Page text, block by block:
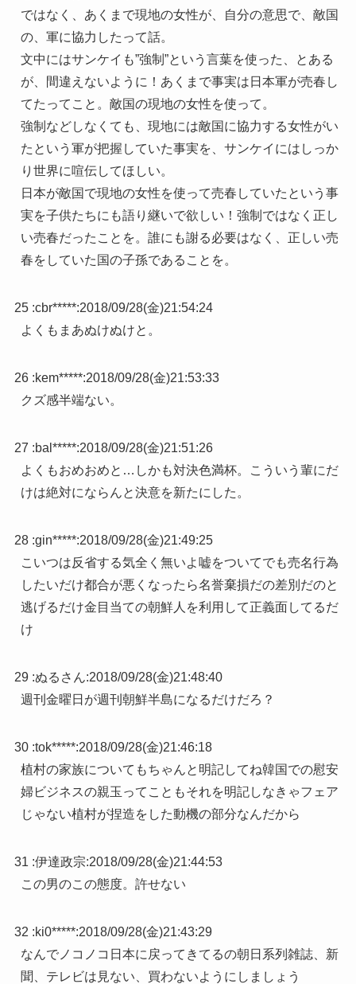
ではなく、あくまで現地の女性が、自分の意思で、敵国
の、軍に協力したって話。
文中にはサンケイも”強制”という言葉を使った、とある
が、間違えないように！あくまで事実は日本軍が売春し
てたってこと。敵国の現地の女性を使って。
強制などしなくても、現地には敵国に協力する女性がい
たという軍が把握していた事実を、サンケイにはしっか
り世界に喧伝してほしい。
日本が敵国で現地の女性を使って売春していたという事
実を子供たちにも語り継いで欲しい！強制ではなく正し
い売春だったことを。誰にも謝る必要はなく、正しい売
春をしていた国の子孫であることを。
25 :cbr*****:2018/09/28(金)21:54:24
よくもまあぬけぬけと。
26 :kem*****:2018/09/28(金)21:53:33
クズ感半端ない。
27 :bal*****:2018/09/28(金)21:51:26
よくもおめおめと…しかも対決色満杯。こういう輩にだ
けは絶対にならんと決意を新たにした。
28 :gin*****:2018/09/28(金)21:49:25
こいつは反省する気全く無いよ嘘をついてでも売名行為
したいだけ都合が悪くなったら名誉棄損だの差別だのと
逃げるだけ金目当ての朝鮮人を利用して正義面してるだ
け
29 :ぬるさん:2018/09/28(金)21:48:40
週刊金曜日が週刊朝鮮半島になるだけだろ？
30 :tok*****:2018/09/28(金)21:46:18
植村の家族についてもちゃんと明記してね韓国での慰安
婦ビジネスの親玉ってこともそれを明記しなきゃフェア
じゃない植村が捏造をした動機の部分なんだから
31 :伊達政宗:2018/09/28(金)21:44:53
この男のこの態度。許せない
32 :ki0*****:2018/09/28(金)21:43:29
なんでノコノコ日本に戻ってきてるの朝日系列雑誌、新
聞、テレビは見ない、買わないようにしましょう